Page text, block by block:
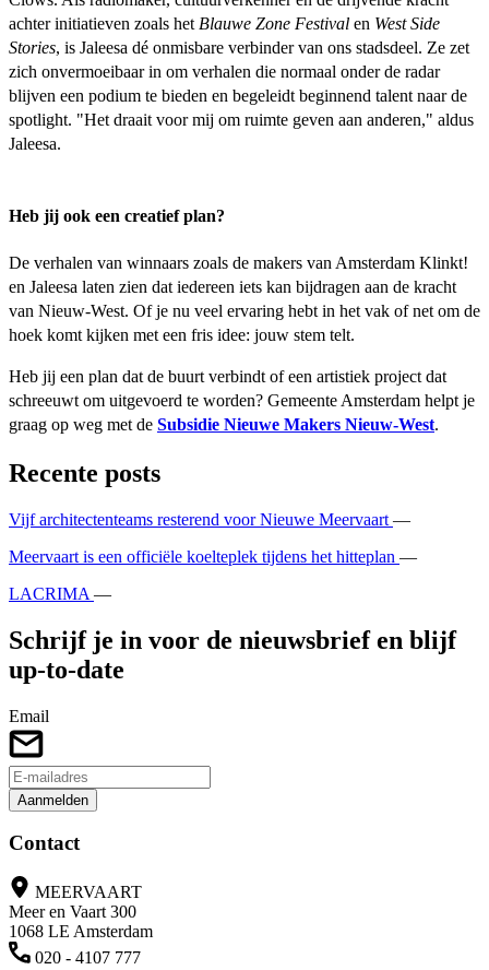
achter initiatieven zoals hetBlauwe Zone Festival en West Side
Stories, is Jaleesa dé onmisbare verbinder van ons stadsdeel. Ze zet
zich onvermoeibaar in om verhalen die normaal onder de radar
blijven een podium te bieden en begeleidt beginnend talent naar de
spotlight. "Het draait voor mij om ruimte geven aan anderen," aldus
Jaleesa.
Heb jij ook een creatief plan?
De verhalen van winnaars zoals de makers van Amsterdam Klinkt!
en Jaleesa laten zien dat iedereen iets kan bijdragen aan de kracht
van Nieuw-West. Of je nu veel ervaring hebt in het vak of net om de
hoek komt kijken met een fris idee: jouw stem telt.
Heb jij een plan dat de buurt verbindt of een artistiek project dat
schreeuwt om uitgevoerd te worden? Gemeente Amsterdam helpt je
graag op weg met de Subsidie Nieuwe Makers Nieuw-West.
Recente posts
Vijf architectenteams resterend voor Nieuwe Meervaart —
Meervaart is een officiële koelteplek tijdens het hitteplan —
LACRIMA —
Schrijf je in voor de nieuwsbrief en blijf
up-to-date
Email
Aanmelden
Contact
MEERVAART
Meer en Vaart 300
1068 LE Amsterdam
020 - 4107 777